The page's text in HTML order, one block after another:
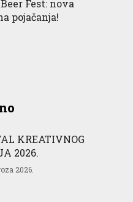
Fest: nova
pojačanja!
KREATIVNOG
2026.
2026.